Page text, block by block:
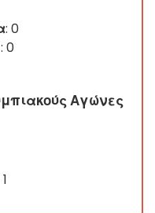
: 0
: 0
Αγώνες